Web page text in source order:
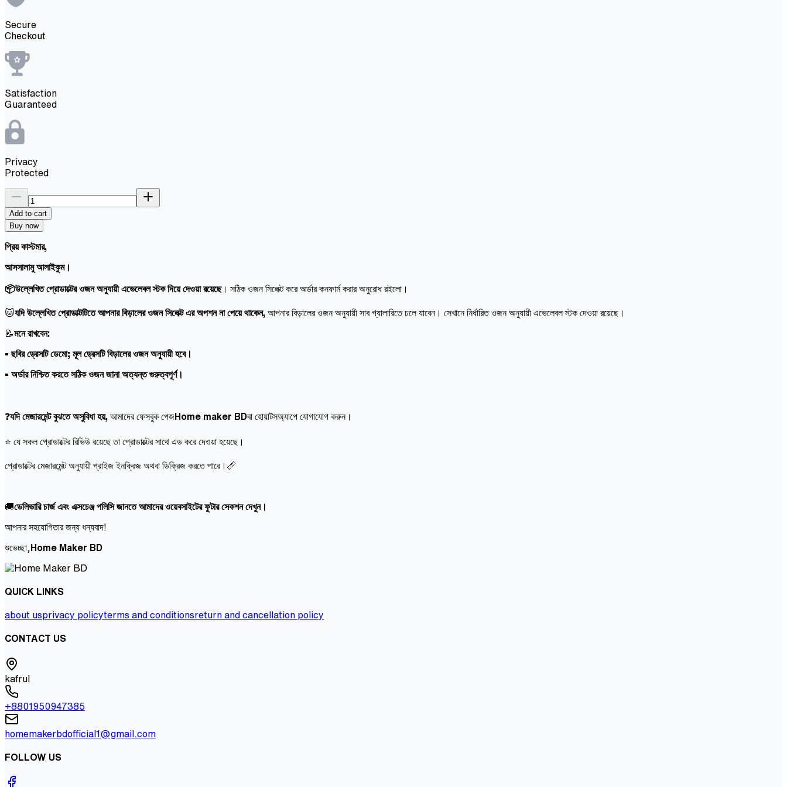
Secure
Checkout
Satisfaction
Guaranteed
Privacy
Protected
Add to cart
Buy now
প্রিয় কাস্টমার,
আসসালামু আলাইকুম।
📦উল্লেখিত প্রোডাক্টের ওজন অনুযায়ী এভেলেবল স্টক দিয়ে দেওয়া রয়েছে। সঠিক ওজন সিলেক্ট করে অর্ডার কনফার্ম করার অনুরোধ রইলো।
🐱যদি উল্লেখিত প্রোডাক্টটিতে আপনার বিড়ালের ওজন সিলেক্ট এর অপশন না পেয়ে থাকেন, আপনার বিড়ালের ওজন অনুযায়ী সাব গ্যালারিতে চলে যাবেন। সেখানে নির্ধারিত ওজন অনুযায়ী এভেলেবল স্টক দেওয়া রয়েছে।
📝মনে রাখবেন:
• ছবির ড্রেসটি ডেমো; মূল ড্রেসটি বিড়ালের ওজন অনুযায়ী হবে।
• অর্ডার নিশ্চিত করতে সঠিক ওজন জানা অত্যন্ত গুরুত্বপূর্ণ।
❓যদি মেজারমেন্ট বুঝতে অসুবিধা হয়, আমাদের ফেসবুক পেজHome maker BDবা হোয়াটসঅ্যাপে যোগাযোগ করুন।
⭐ যে সকল প্রোডাক্টের রিভিউ রয়েছে তা প্রোডাক্টের সাথে এড করে দেওয়া হয়েছে।
প্রোডাক্টের মেজারমেন্ট অনুযায়ী প্রাইজ ইনক্রিজ অথবা ডিক্রিজ করতে পারে।📏
🚚ডেলিভারি চার্জ এবং এক্সচেঞ্জ পলিসি জানতে আমাদের ওয়েবসাইটের ফুটার সেকশন দেখুন।
আপনার সহযোগিতার জন্য ধন্যবাদ!
শুভেচ্ছা, Home Maker BD
QUICK LINKS
about usprivacy policyterms and conditionsreturn and cancellation policy
CONTACT US
kafrul
+8801950947385
homemakerbdofficial1@gmail.com
FOLLOW US